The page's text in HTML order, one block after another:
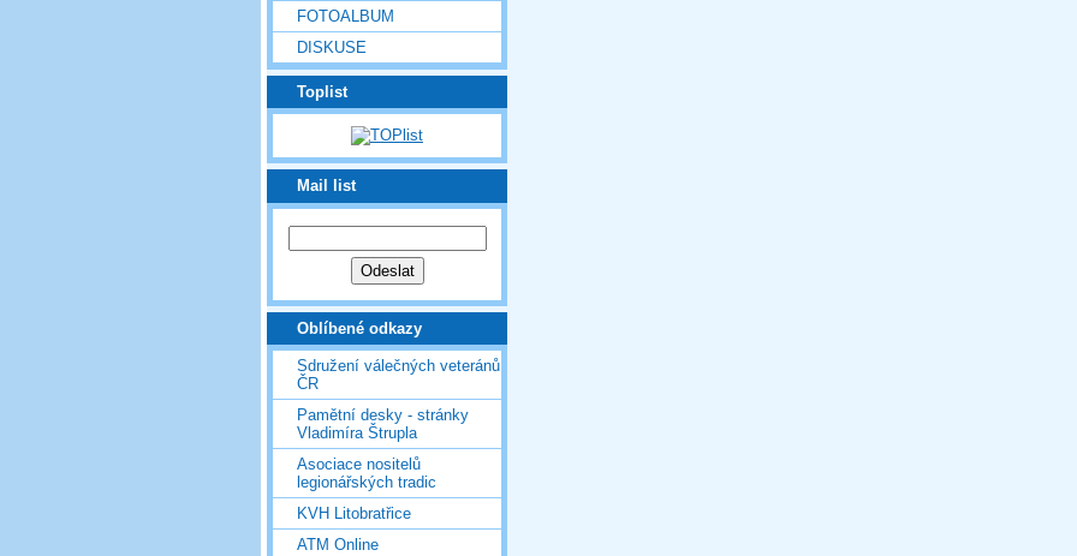
FOTOALBUM
DISKUSE
Toplist
Mail list
Oblíbené odkazy
Sdružení válečných veteránů
ČR
Pamětní desky - stránky
Vladimíra Štrupla
Asociace nositelů
legionářských tradic
KVH Litobratřice
ATM Online